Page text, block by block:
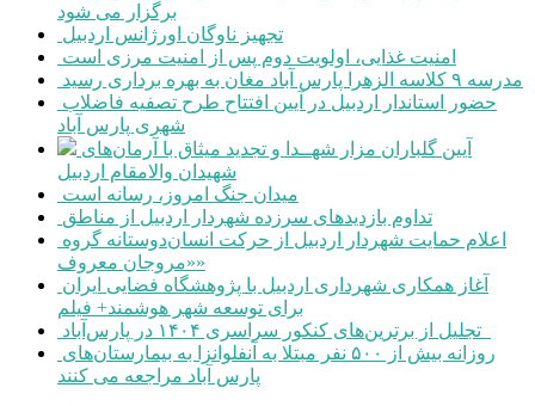
برگزار می شود
تجهیز ناوگان اورژانس اردبیل
امنیت غذایی، اولویت دوم پس از امنیت مرزی است
مدرسه ۹ کلاسه الزهرا پارس آباد مغان به بهره برداری رسید
شهری پارس آباد
شهیدان والامقام اردبیل
میدان جنگ امروز، رسانه است
تداوم بازدیدهای سرزده شهردار اردبیل از مناطق
«مروجان معروف»
برای توسعه شهر هوشمند+ فیلم
پارس آباد مراجعه می کنند